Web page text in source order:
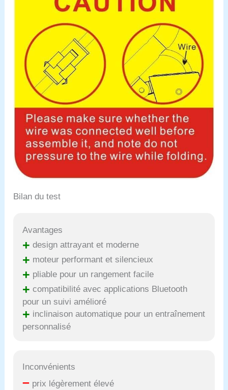
Bilan du test
Avantages
+ design attrayant et moderne
+ moteur performant et silencieux
+ pliable pour un rangement facile
+ compatibilité avec applications Bluetooth
pour un suivi amélioré
+ inclinaison automatique pour un entraînement
personnalisé
Inconvénients
– prix légèrement élevé